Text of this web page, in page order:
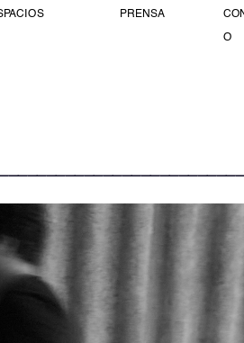
O
PRENSA